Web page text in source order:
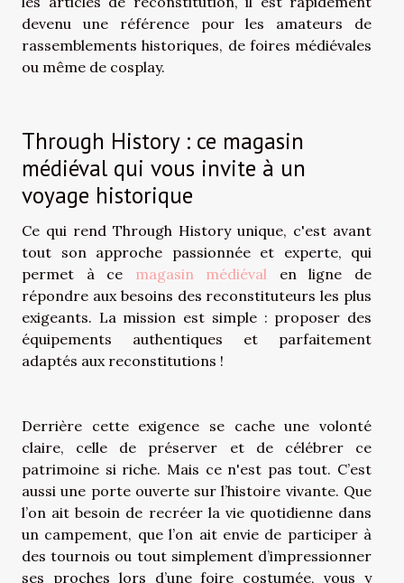
devenu une référence pour les amateurs de
rassemblements historiques, de foires médiévales
ou même de cosplay.
Through History : ce magasin
médiéval qui vous invite à un
voyage historique
Ce qui rend Through History unique, c'est avant
tout son approche passionnée et experte, qui
permet à ce magasin médiéval en ligne de
répondre aux besoins des reconstituteurs les plus
exigeants. La mission est simple : proposer des
équipements authentiques et parfaitement
adaptés aux reconstitutions !
Derrière cette exigence se cache une volonté
claire, celle de préserver et de célébrer ce
patrimoine si riche. Mais ce n'est pas tout. C’est
aussi une porte ouverte sur l’histoire vivante. Que
l’on ait besoin de recréer la vie quotidienne dans
un campement, que l’on ait envie de participer à
des tournois ou tout simplement d’impressionner
ses proches lors d’une foire costumée, vous y